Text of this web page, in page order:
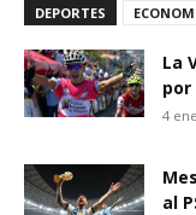
DEPORTES
La
por
4
al